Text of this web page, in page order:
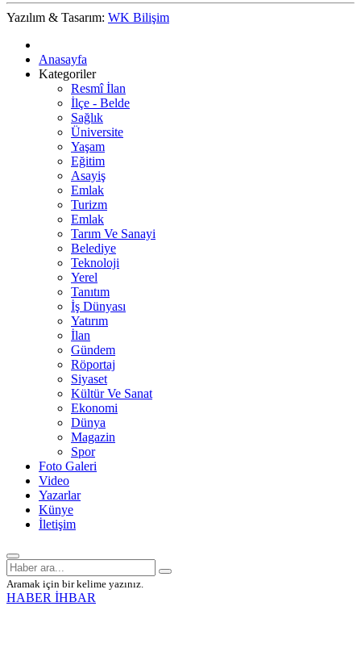
Yazılım & Tasarım: WK Bilişim
Anasayfa
Kategoriler
Resmî İlan
İlçe - Belde
Sağlık
Üniversite
Yaşam
Eğitim
Asayiş
Emlak
Turizm
Emlak
Tarım Ve Sanayi
Belediye
Teknoloji
Yerel
Tanıtım
İş Dünyası
Yatırım
İlan
Gündem
Röportaj
Siyaset
Kültür Ve Sanat
Ekonomi
Dünya
Magazin
Spor
Foto Galeri
Video
Yazarlar
Künye
İletişim
Aramak için bir kelime yazınız.
HABER İHBAR